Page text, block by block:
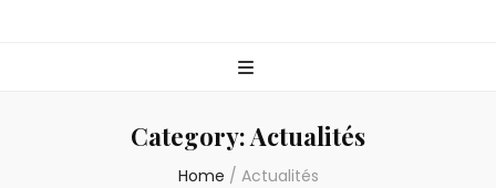
Category:Actualités
Home / Actualités